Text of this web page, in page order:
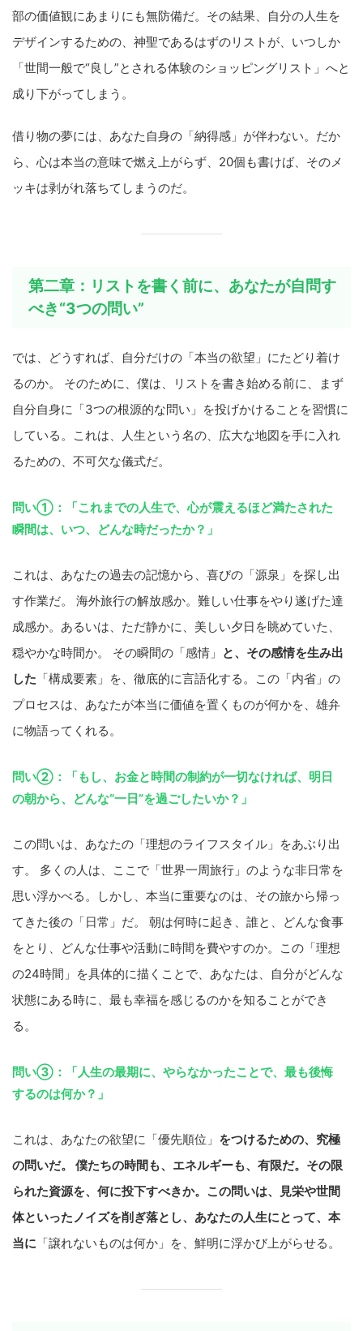
部の価値観にあまりにも無防備だ。その結果、自分の人生を
デザインするための、神聖であるはずのリストが、いつしか
「世間一般で“良し”とされる体験のショッピングリスト」へと
成り下がってしまう。
借り物の夢には、あなた自身の「納得感」が伴わない。だか
ら、心は本当の意味で燃え上がらず、20個も書けば、そのメ
ッキは剥がれ落ちてしまうのだ。
第二章：リストを書く前に、あなたが自問す
べき“3つの問い”
では、どうすれば、自分だけの「本当の欲望」にたどり着け
るのか。 そのために、僕は、リストを書き始める前に、まず
自分自身に「3つの根源的な問い」を投げかけることを習慣に
している。これは、人生という名の、広大な地図を手に入れ
るための、不可欠な儀式だ。
問い①：「これまでの人生で、心が震えるほど満たされた
瞬間は、いつ、どんな時だったか？」
これは、あなたの過去の記憶から、喜びの「源泉」を探し出
す作業だ。 海外旅行の解放感か。難しい仕事をやり遂げた達
成感か。あるいは、ただ静かに、美しい夕日を眺めていた、
穏やかな時間か。 その瞬間の「感情」 と、その感情を生み出
した 「構成要素」を、徹底的に言語化する。この「内省」の
プロセスは、あなたが本当に価値を置くものが何かを、雄弁
に物語ってくれる。
問い②：「もし、お金と時間の制約が一切なければ、明日
の朝から、どんな“一日”を過ごしたいか？」
この問いは、あなたの「理想のライフスタイル」をあぶり出
す。 多くの人は、ここで「世界一周旅行」のような非日常を
思い浮かべる。しかし、本当に重要なのは、その旅から帰っ
てきた後の「日常」だ。 朝は何時に起き、誰と、どんな食事
をとり、どんな仕事や活動に時間を費やすのか。この「理想
の24時間」を具体的に描くことで、あなたは、自分がどんな
状態にある時に、最も幸福を感じるのかを知ることができ
る。
問い③：「人生の最期に、やらなかったことで、最も後悔
するのは何か？」
これは、あなたの欲望に「優先順位」 をつけるための、究極
の問いだ。 僕たちの時間も、エネルギーも、有限だ。その限
られた資源を、何に投下すべきか。この問いは、見栄や世間
体といったノイズを削ぎ落とし、あなたの人生にとって、本
当に 「譲れないものは何か」を、鮮明に浮かび上がらせる。